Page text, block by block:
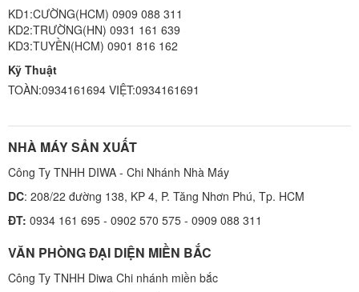
KD1:CƯỜNG(HCM) 0909 088 311
KD2:TRƯỜNG(HN) 0931 161 639
KD3:TUYỀN(HCM) 0901 816 162
Kỹ Thuật
TOÀN:0934161694 VIỆT:0934161691
NHÀ MÁY SẢN XUẤT
Công Ty TNHH DIWA - Chi Nhánh Nhà Máy
DC: 208/22 đường 138, KP 4, P. Tăng Nhơn Phú, Tp. HCM
ĐT: 0934 161 695 - 0902 570 575 - 0909 088 311
VĂN PHÒNG ĐẠI DIỆN MIỀN BẮC
Công Ty TNHH Diwa Chi nhánh miền bắc